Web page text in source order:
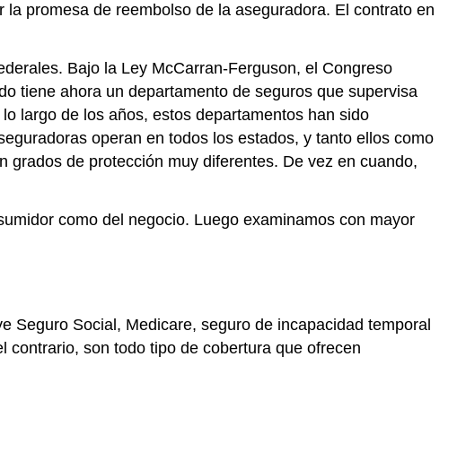
promesa de reembolso de la aseguradora. El contrato en
Bajo la Ley McCarran-Ferguson, el Congreso
tiene ahora un departamento de seguros que supervisa
largo de los años, estos departamentos han sido
operan en todos los estados, y tanto ellos como
grados de protección muy diferentes. De vez en cuando,
como del negocio. Luego examinamos con mayor
Seguro Social, Medicare, seguro de incapacidad temporal
son todo tipo de cobertura que ofrecen